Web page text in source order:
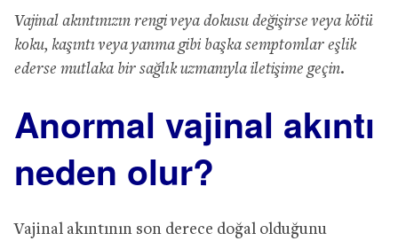
Vajinal akıntınızın rengi veya dokusu değişirse veya kötü
koku, kaşıntı veya yanma gibi başka semptomlar eşlik
ederse mutlaka bir sağlık uzmanıyla iletişime geçin.
Anormal vajinal akıntı
neden olur?
Vajinal akıntının son derece doğal olduğunu